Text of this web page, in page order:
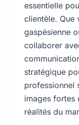
essentielle
clientèle. Que
gaspésienne
collaborer
stratégique
professionnel
images fortes
réalités du